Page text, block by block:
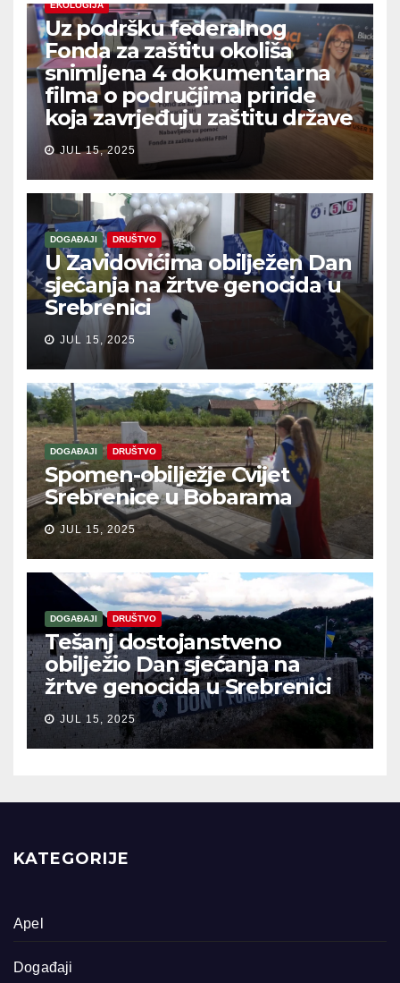
EKOLOGIJA
Uz podršku federalnog
Fonda za zaštitu okoliša
snimljena 4 dokumentarna
filma o područjima priride
koja zavrjeđuju zaštitu države
JUL 15, 2025
DOGAĐAJI DRUŠTVO
U Zavidovićima obilježen Dan
sjećanja na žrtve genocida u
Srebrenici
JUL 15, 2025
DOGAĐAJI DRUŠTVO
Spomen-obilježje Cvijet
Srebrenice u Bobarama
JUL 15, 2025
DOGAĐAJI DRUŠTVO
Tešanj dostojanstveno
obilježio Dan sjećanja na
žrtve genocida u Srebrenici
JUL 15, 2025
KATEGORIJE
Apel
Događaji